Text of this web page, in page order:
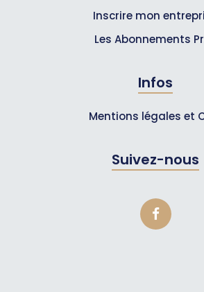
Inscrire mon
Les Abonnements
Infos
Mentions légales et
Suivez-nous